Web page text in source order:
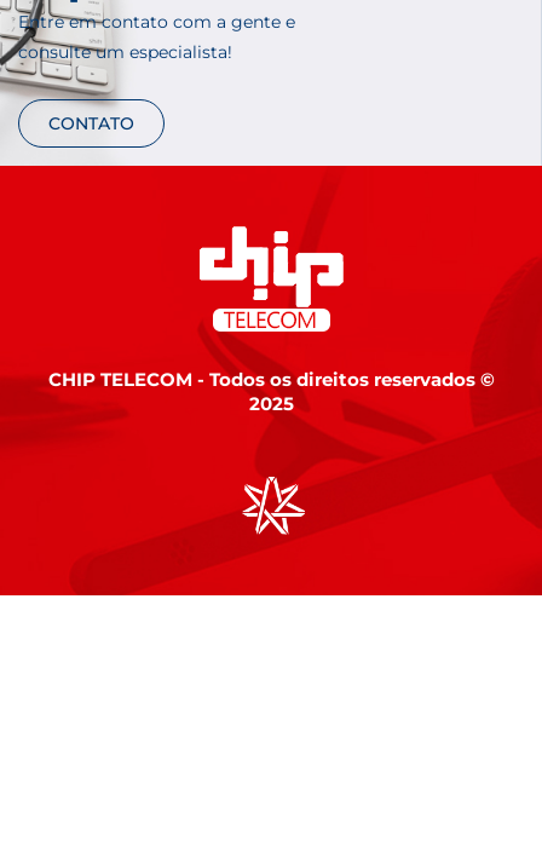
Entre em contato com a gente e
consulte um especialista!
CONTATO
CHIP TELECOM - Todos os direitos reservados ©
2025